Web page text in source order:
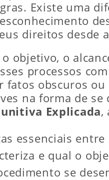
Existe uma
direitos desde
objetivo, o
processos
fatos obscuros
na forma de
Explicada,
essenciais
e qual o
se